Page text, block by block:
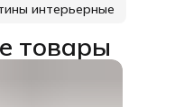
интерьерные
товары